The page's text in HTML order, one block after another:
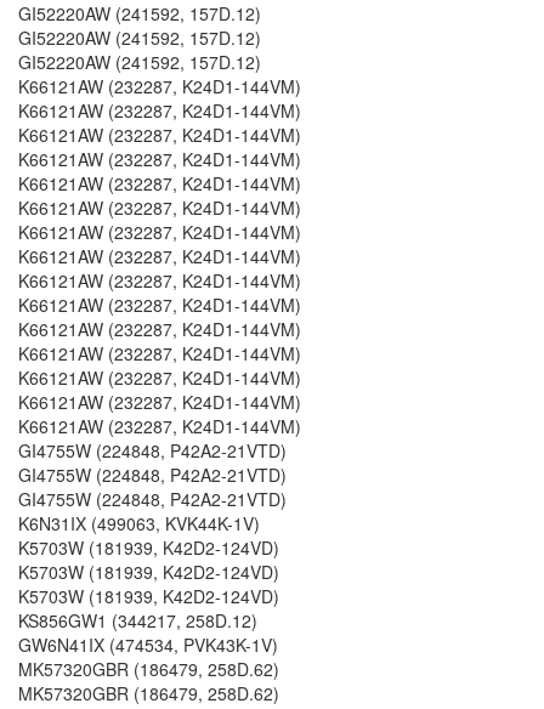
GI52220AW (241592, 157D.12)
GI52220AW (241592, 157D.12)
GI52220AW (241592, 157D.12)
K66121AW (232287, K24D1-144VM)
K66121AW (232287, K24D1-144VM)
K66121AW (232287, K24D1-144VM)
K66121AW (232287, K24D1-144VM)
K66121AW (232287, K24D1-144VM)
K66121AW (232287, K24D1-144VM)
K66121AW (232287, K24D1-144VM)
K66121AW (232287, K24D1-144VM)
K66121AW (232287, K24D1-144VM)
K66121AW (232287, K24D1-144VM)
K66121AW (232287, K24D1-144VM)
K66121AW (232287, K24D1-144VM)
K66121AW (232287, K24D1-144VM)
K66121AW (232287, K24D1-144VM)
K66121AW (232287, K24D1-144VM)
GI4755W (224848, P42A2-21VTD)
GI4755W (224848, P42A2-21VTD)
GI4755W (224848, P42A2-21VTD)
K6N31IX (499063, KVK44K-1V)
K5703W (181939, K42D2-124VD)
K5703W (181939, K42D2-124VD)
K5703W (181939, K42D2-124VD)
KS856GW1 (344217, 258D.12)
GW6N41IX (474534, PVK43K-1V)
MK57320GBR (186479, 258D.62)
MK57320GBR (186479, 258D.62)